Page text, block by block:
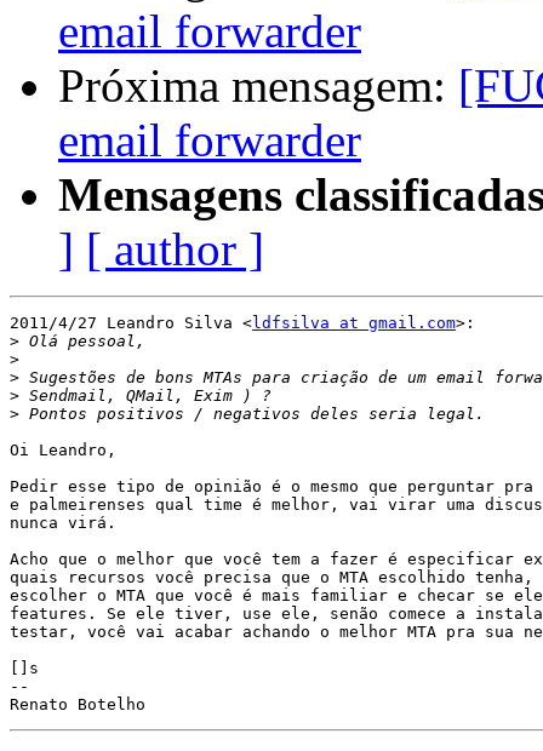
email forwarder
Próxima mensagem:
email forwarder
Mensagens
] [ author ]
2011/4/27 Leandro Silva <ldfsilva at gmail.com>:
>
>
>
>
>
Oi Leandro,
Pedir esse tipo de opinião é o mesmo que perguntar
e palmeirenses qual time é melhor, vai virar uma
nunca virá.
Acho que o melhor que você tem a fazer é especificar
quais recursos você precisa que o MTA escolhido tenha,
escolher o MTA que você é mais familiar e checar se
features. Se ele tiver, use ele, senão comece a
testar, você vai acabar achando o melhor MTA pra sua
[]s
--